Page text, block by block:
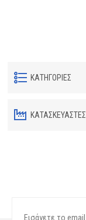
ΚΑΤΗΓΟΡΊΕΣ
ΚΑΤΑΣΚΕΥΑΣΤΈΣ